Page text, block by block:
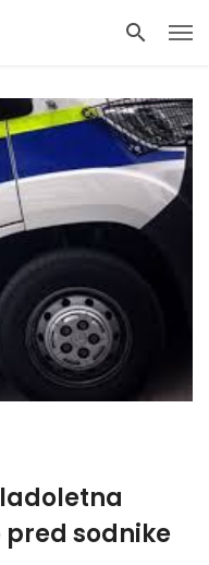
pred sodnike